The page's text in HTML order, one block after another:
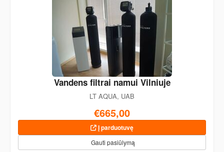
Vandens filtrai namui Vilniuje
LT AQUA, UAB
€665,00
Į parduotuvę
Gauti pasiūlymą